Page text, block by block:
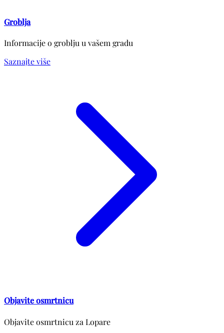
Groblja
Informacije o groblju u vašem gradu
Saznajte više
Objavite osmrtnicu
Objavite osmrtnicu za Lopare